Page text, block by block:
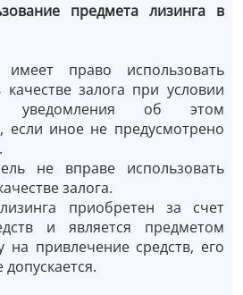
предмета лизинга в
имеет право использовать
залога при условии
уведомления об этом
если иное не предусмотрено
не вправе использовать
залога.
приобретен за счет
и является предметом
на привлечение средств, его